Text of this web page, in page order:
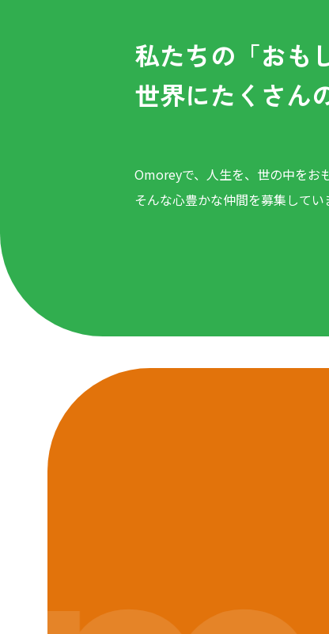
私たちの「おも
世界にたくさん
Omoreyで、人生を、世の中をお
そんな心豊かな仲間を募集してい